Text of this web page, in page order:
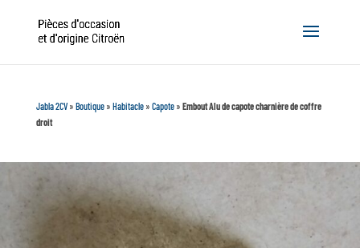
Jabla 2CV» Boutique» Habitacle» Capote» Embout Alu de capote charnière de coffre
droit